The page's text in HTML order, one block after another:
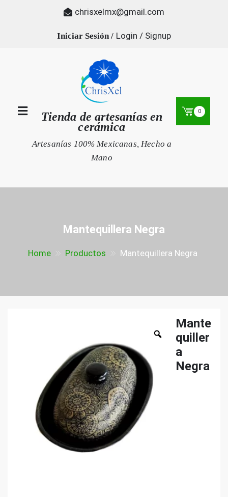
chrisxelmx@gmail.com
Login / Signup
Tienda de artesanías en
cerámica
Artesanías 100% Mexicanas, Hecho a
Mano
0
Mantequillera Negra
Home Productos Mantequillera Negra
Mante
quiller
a
Negra